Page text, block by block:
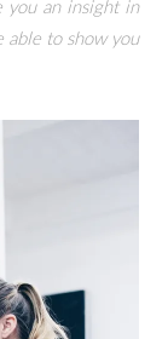
you an insight in
able to show you